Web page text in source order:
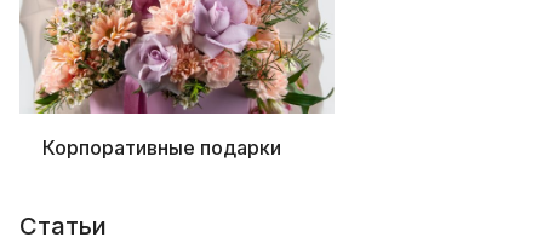
Корпоративные подарки
Статьи